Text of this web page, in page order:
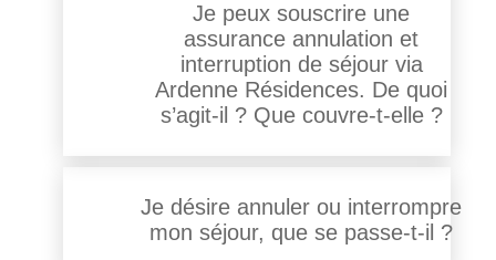
Je peux souscrire une
assurance annulation et
interruption de séjour via
Ardenne Résidences. De quoi
s’agit-il ? Que couvre-t-elle ?
Je désire annuler ou interrompre
mon séjour, que se passe-t-il ?